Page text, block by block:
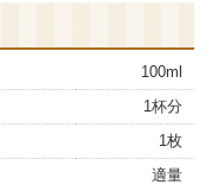
100ml
1杯分
1枚
適量